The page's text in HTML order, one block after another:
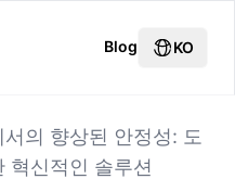
Blog KO
의 향상된 안정성: 도
혁신적인 솔루션